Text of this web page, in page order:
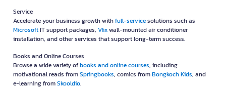
Service
Accelerate your business growth withfull-servicesolutions such as
MicrosoftIT support packages, Vfixwall-mounted air conditioner
installation, and other services that support long-term success.
Books and Online Courses
Browse a wide variety ofbooks and online courses, including
motivational reads fromSpringbooks, comics fromBongkoch Kids, and
e-learning fromSkooldio.